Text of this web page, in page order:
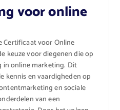
voor online
Certificaat voor Online
keuze voor diegenen die op
in online marketing. Dit
kennis en vaardigheden op
en sociale
van een